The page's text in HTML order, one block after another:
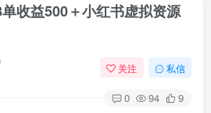
收益500＋小红书虚拟资源
关注 私信
0 94 9